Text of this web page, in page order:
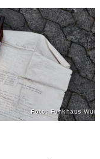
Foto: Funkhaus